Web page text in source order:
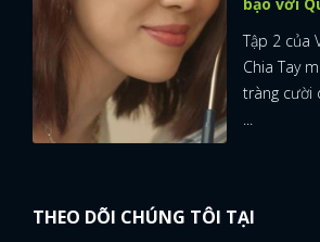
bạo với
Tập 2 của
Chia Tay
tràng cười
...
THEO DÕI CHÚNG TÔI TẠI